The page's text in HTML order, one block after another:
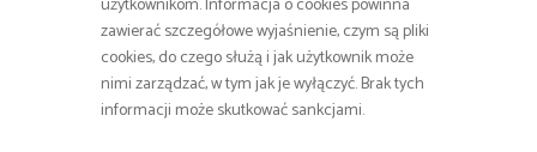
zawierać szczegółowe wyjaśnienie, czym są pliki
cookies, do czego służą i jak użytkownik może
nimi zarządzać, w tym jak je wyłączyć. Brak tych
informacji może skutkować sankcjami.